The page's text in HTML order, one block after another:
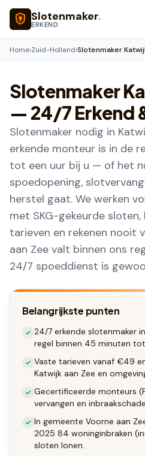
Naar hoofdinhoud
Slotenmaker.
ERKEND
Home›Zuid-Holland›Slotenmaker
Slotenmaker
— 24/7 Erkend
Slotenmaker nodig in
erkende monteur is in de
tot een uur bij u — of het
spoedopening,
herstel gaat. We werken
met SKG-gekeurde
tarieven en rekenen nooit
aan Zee valt binnen ons
24/7 spoeddienst is
Belangrijkste punten
24/7 erkende slotenmaker
regel binnen 45 minuten
Vaste tarieven vanaf €49
Katwijk aan Zee en
Gecertificeerde monteurs
vervangen en
In gemeente Voorne aan
2025 84 woninginbraken
sloten lonen.